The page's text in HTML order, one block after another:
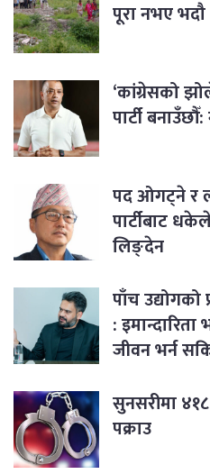
पूरा नभए भदौ
‘कांग्रेसको
पार्टी
पद ओगट्ने र
पार्टीबाट
लिङ्देन
पाँच
:
जीवन भर्न
सुनसरीमा
पक्राउ